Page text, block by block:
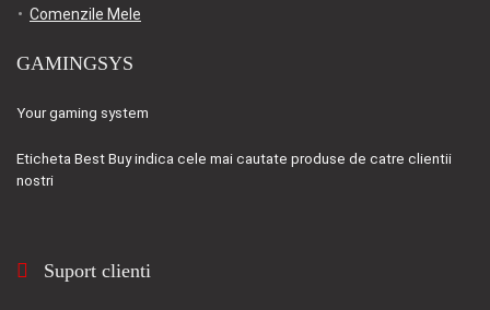
Comenzile Mele
GAMINGSYS
Your gaming system
Eticheta Best Buyindica cele mai cautate produse de catre clientii
nostri
Suport clienti